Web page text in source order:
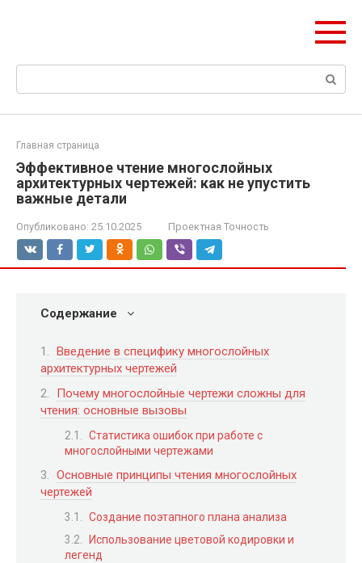
Поиск:
Главная страница
Эффективное чтение многослойных
архитектурных чертежей: как не упустить
важные детали
Опубликовано: 25.10.2025 Проектная Точность
Содержание
Введение в специфику многослойных
архитектурных чертежей
Почему многослойные чертежи сложны для
чтения: основные вызовы
Статистика ошибок при работе с
многослойными чертежами
Основные принципы чтения многослойных
чертежей
Создание поэтапного плана анализа
Использование цветовой кодировки и
легенд